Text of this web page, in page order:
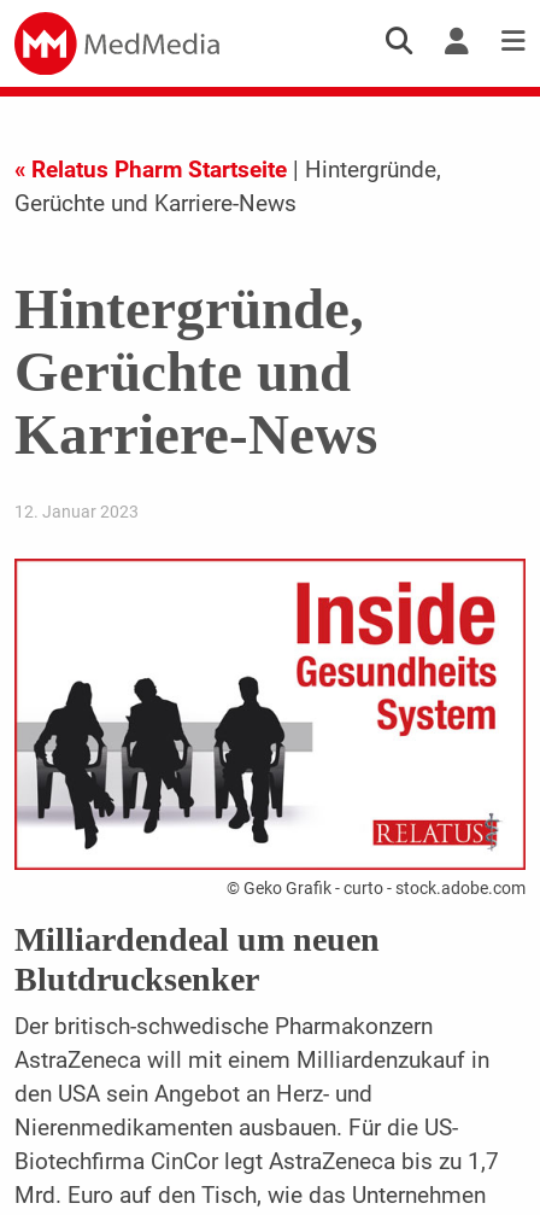
« Relatus Pharm Startseite| Hintergründe,
Gerüchte und Karriere-News
Hintergründe,
Gerüchte und
Karriere-News
12. Januar 2023
© Geko Grafik - curto - stock.adobe.com
Milliardendeal um neuen
Blutdrucksenker
Der britisch-schwedische Pharmakonzern
AstraZeneca will mit einem Milliardenzukauf in
den USA sein Angebot an Herz- und
Nierenmedikamenten ausbauen. Für die US-
Biotechfirma CinCor legt AstraZeneca bis zu 1,7
Mrd. Euro auf den Tisch, wie das Unternehmen